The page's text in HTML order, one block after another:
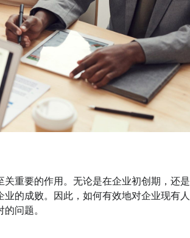
重要的作用。无论是在企业初创期，还是
的成败。因此，如何有效地对企业现有人
问题。